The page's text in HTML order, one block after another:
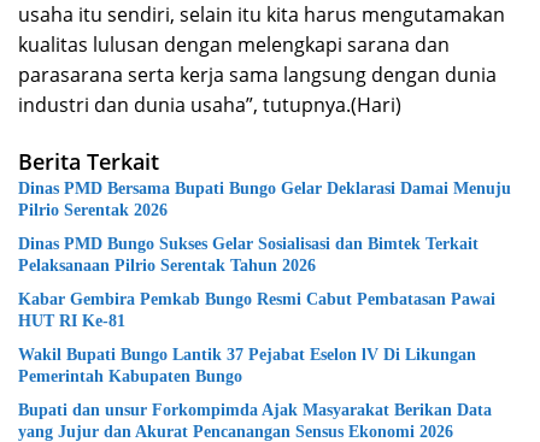
usaha itu sendiri, selain itu kita harus mengutamakan
kualitas lulusan dengan melengkapi sarana dan
parasarana serta kerja sama langsung dengan dunia
industri dan dunia usaha”, tutupnya.(Hari)
Berita Terkait
Dinas PMD Bersama Bupati Bungo Gelar Deklarasi Damai Menuju
Pilrio Serentak 2026
Dinas PMD Bungo Sukses Gelar Sosialisasi dan Bimtek Terkait
Pelaksanaan Pilrio Serentak Tahun 2026
Kabar Gembira Pemkab Bungo Resmi Cabut Pembatasan Pawai
HUT RI Ke-81
Wakil Bupati Bungo Lantik 37 Pejabat Eselon lV Di Likungan
Pemerintah Kabupaten Bungo
Bupati dan unsur Forkompimda Ajak Masyarakat Berikan Data
yang Jujur dan Akurat Pencanangan Sensus Ekonomi 2026